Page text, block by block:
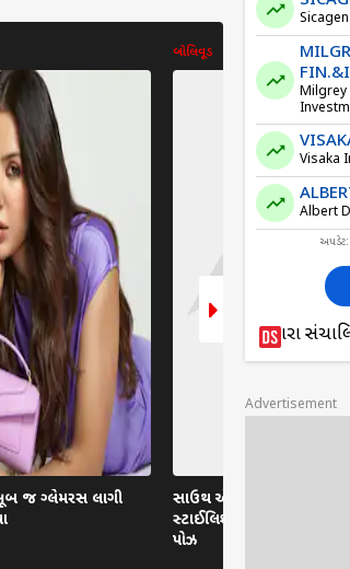
ખૂબ જ ગ્લેમરસ લાગી
બોલિવૂડ
સાઉથ એક્ટ્રેસ ઈશાન્યા
સ્ટાઈલિશ યલ્લો ડ્રેસમાં
પોઝ
Milgrey
Visaka
Albert
દ્વારા
Advertisement